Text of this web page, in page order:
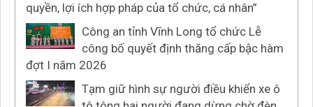
quyền, lợi ích hợp pháp của tổ chức, cá nhân”
Công an tỉnh Vĩnh Long tổ chức Lễ
công bố quyết định thăng cấp bậc hàm
đợt I năm 2026
Tạm giữ hình sự người điều khiển xe ô